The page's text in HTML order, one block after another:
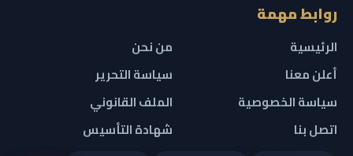
روابط مهمة
الرئيسية
من نحن
أعلن معنا
سياسة التحرير
سياسة الخصوصية
الملف القانوني
اتصل بنا
شهادة التأسيس